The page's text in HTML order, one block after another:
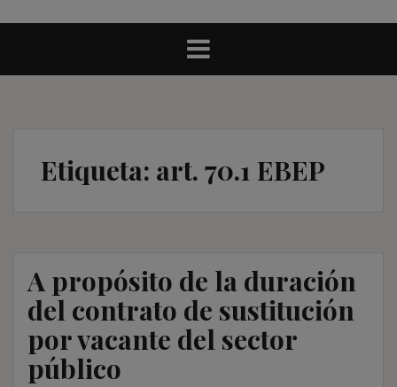
Etiqueta: art. 70.1 EBEP
A propósito de la duración
del contrato de sustitución
por vacante del sector
público